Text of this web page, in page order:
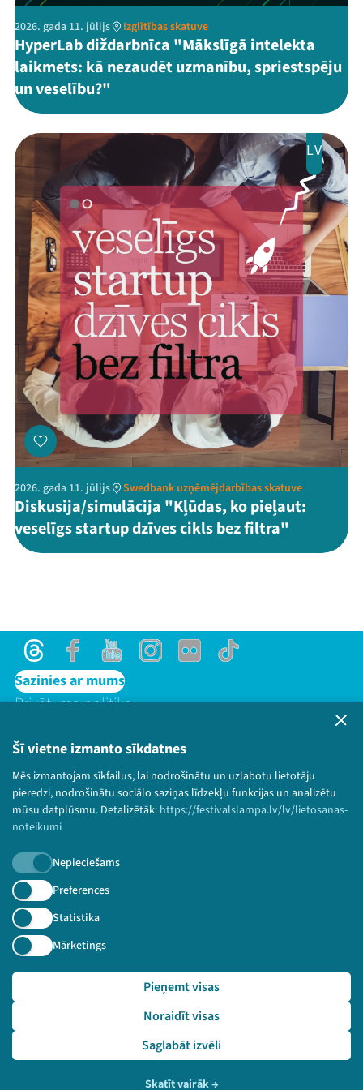
Šī vietne izmanto sīkdatnes
Mēs izmantojam sīkfailus, lai nodrošinātu un uzlabotu lietotāju
pieredzi, nodrošinātu sociālo saziņas līdzekļu funkcijas un analizētu
mūsu datplūsmu. Detalizētāk: https://festivalslampa.lv/lv/lietosanas-
noteikumi
Nepieciešams
Preferences
Statistika
Mārketings
Saglabāt izvēli
Noraidīt visas
Pieņemt visas
Skatīt vairāk→
2026. gada 11. jūlijs Izglītības skatuve
HyperLab diždarbnīca "Mākslīgā intelekta
laikmets: kā nezaudēt uzmanību, spriestspēju
un veselību?"
LV
2026. gada 11. jūlijs Swedbank uzņēmējdarbības skatuve
Diskusija/simulācija "Kļūdas, ko pieļaut:
veselīgs startup dzīves cikls bez filtra"
ThreadsFacebookYoutubeInstagram
Flick TikTok
Sazinies ar mums
Privātuma politika
Bērnu aizsardzības politika
© 2026 Sarunu festivāls LAMPA Visas tiesības
paturētas.
Piesakies jaunumiem!
Nepalaid garām aktuālāko informāciju!
🔗 https://festivalslampa.lv/lv/video-arhivs/2537?sp